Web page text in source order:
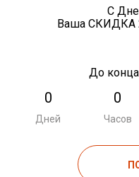
С
Ваша СКИДКА
До конца
0
Дней
0
Часов